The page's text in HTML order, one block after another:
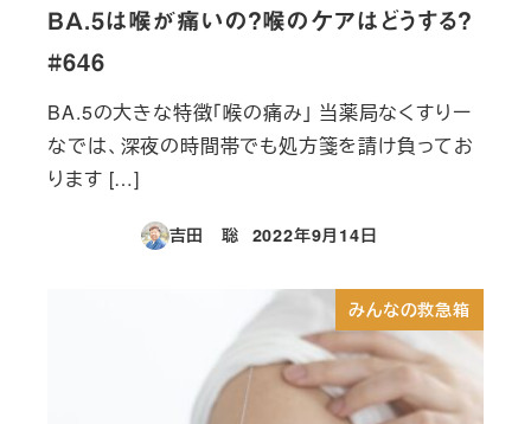
BA.5は喉が痛いの？喉のケアはどうする？
#646
BA.5の大きな特徴「喉の痛み」 当薬局なくすりー
なでは、深夜の時間帯でも処方箋を請け負ってお
ります […]
吉田 聡
投稿日
2022年9月14日
みんなの救急箱